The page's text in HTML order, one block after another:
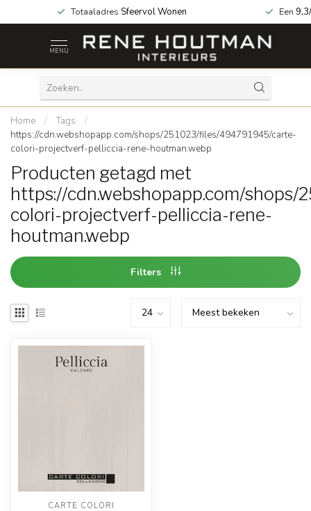
Totaaladres Sfeervol Wonen Een
MENU
Home / Tags
/
https://cdn.webshopapp.com/shops/251023/files/494791945/carte-
colori-projectverf-pelliccia-rene-houtman.webp
Producten getagd met
https://cdn.webshopapp.com/
colori-projectverf-pelliccia-rene-
houtman.webp
Filters
CARTE COLORI